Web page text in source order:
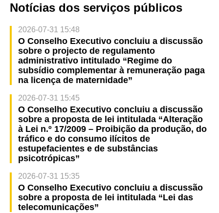
Notícias dos serviços públicos
2026-07-31 15:48
O Conselho Executivo concluiu a discussão
sobre o projecto de regulamento
administrativo intitulado “Regime do
subsídio complementar à remuneração paga
na licença de maternidade”
2026-07-31 15:45
O Conselho Executivo concluiu a discussão
sobre a proposta de lei intitulada “Alteração
à Lei n.º 17/2009 – Proibição da produção, do
tráfico e do consumo ilícitos de
estupefacientes e de substâncias
psicotrópicas”
2026-07-31 15:35
O Conselho Executivo concluiu a discussão
sobre a proposta de lei intitulada “Lei das
telecomunicações”